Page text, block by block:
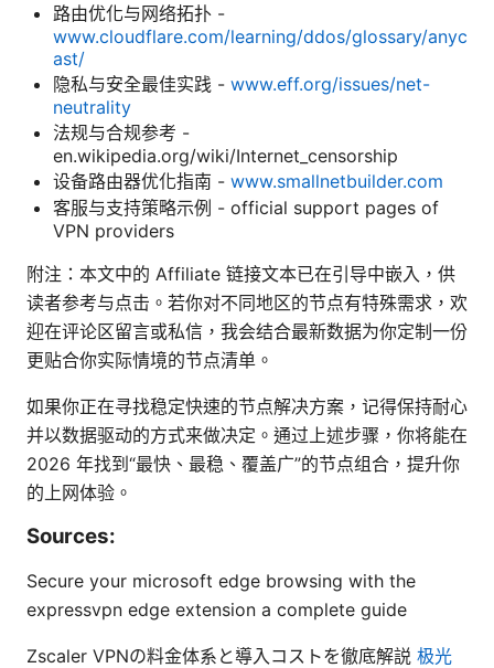
路由优化与网络拓扑 -
www.cloudflare.com/learning/ddos/glossary/anyc
ast/
隐私与安全最佳实践 - www.eff.org/issues/net-
neutrality
法规与合规参考 -
en.wikipedia.org/wiki/Internet_censorship
设备路由器优化指南 - www.smallnetbuilder.com
客服与支持策略示例 - official support pages of
VPN providers
附注：本文中的 Affiliate 链接文本已在引导中嵌入，供
读者参考与点击。若你对不同地区的节点有特殊需求，欢
迎在评论区留言或私信，我会结合最新数据为你定制一份
更贴合你实际情境的节点清单。
如果你正在寻找稳定快速的节点解决方案，记得保持耐心
并以数据驱动的方式来做决定。通过上述步骤，你将能在
2026 年找到“最快、最稳、覆盖广”的节点组合，提升你
的上网体验。
Sources:
Secure your microsoft edge browsing with the
expressvpn edge extension a complete guide
Zscaler VPNの料金体系と導入コストを徹底解説 极光